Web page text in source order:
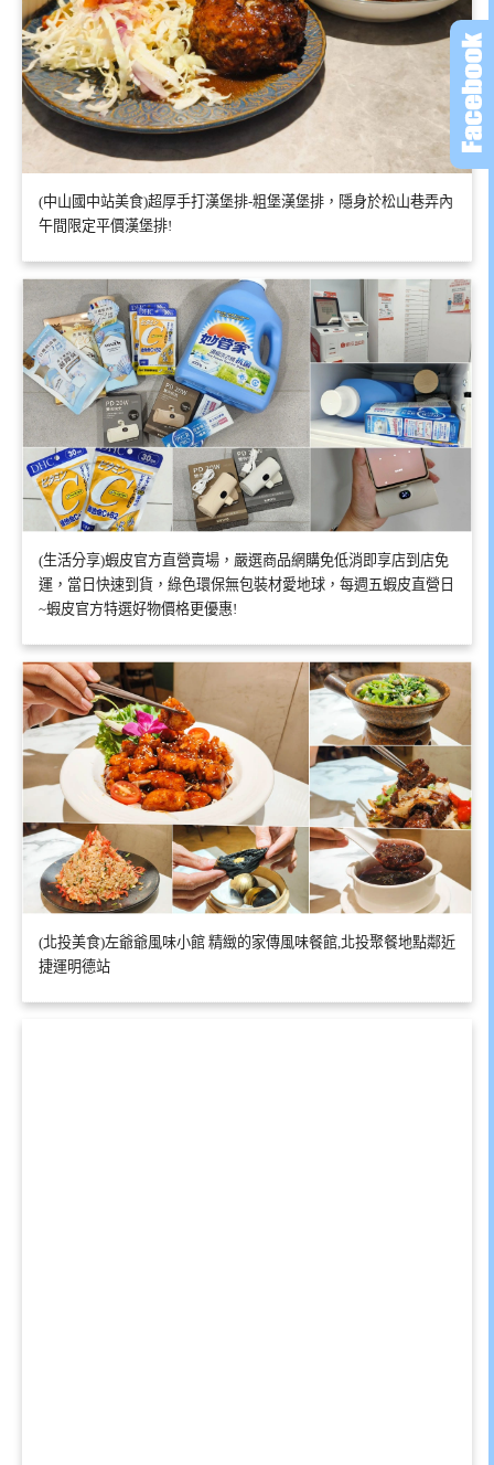
(中山國中站美食)超厚手打漢堡排-粗堡漢堡排，隱身於松山巷弄內
午間限定平價漢堡排!
(生活分享)蝦皮官方直營賣場，嚴選商品網購免低消即享店到店免
運，當日快速到貨，綠色環保無包裝材愛地球，每週五蝦皮直營日
~蝦皮官方特選好物價格更優惠!
(北投美食)左爺爺風味小館 精緻的家傳風味餐館,北投聚餐地點鄰近
捷運明德站